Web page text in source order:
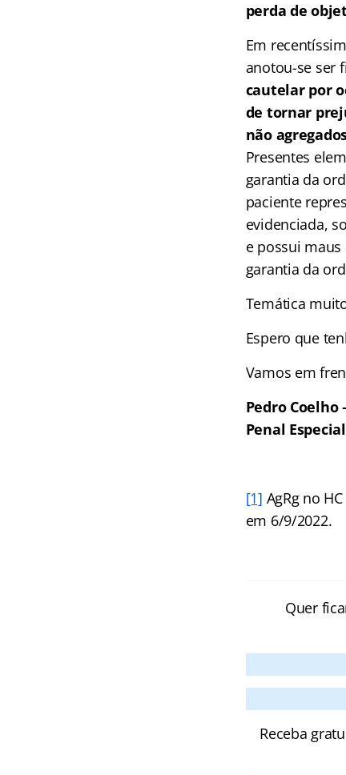
perda de
Em
anotou-se ser
cautelar por
de tornar
não
Presentes
garantia da
paciente
evidenciada,
e possui
garantia da
Temática
Espero que
Vamos em
Pedro Coelho
Penal
[1] AgRg no
em 6/9/2022.
Quer
Receba